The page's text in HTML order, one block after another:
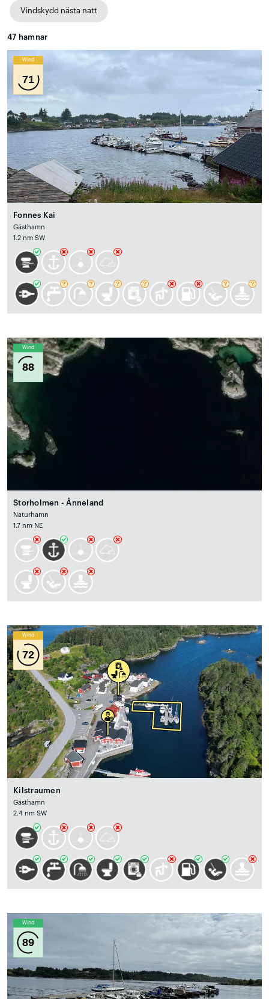
Vindskydd nästa natt
47 hamnar
Wind
71
Fonnes Kai
Gästhamn
1.2 nm SW
Wind
88
Storholmen - Ånneland
Naturhamn
1.7 nm NE
Wind
72
Kilstraumen
Gästhamn
2.4 nm SW
Wind
89